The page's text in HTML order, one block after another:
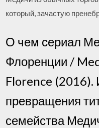
который, зачастую
О чем сериал
Флоренции /
Florence (2016).
превращения
семейства